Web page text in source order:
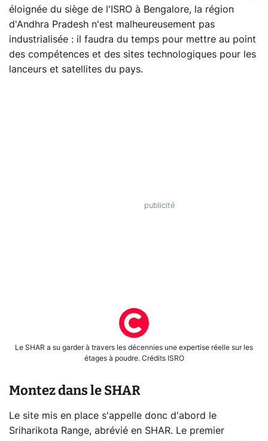
éloignée du siège de l'ISRO à Bengalore, la région
d'Andhra Pradesh n'est malheureusement pas
industrialisée : il faudra du temps pour mettre au point
des compétences et des sites technologiques pour les
lanceurs et satellites du pays.
Le SHAR a su garder à travers les décennies une expertise réelle sur les
étages à poudre. Crédits ISRO
Montez dans le SHAR
Le site mis en place s'appelle donc d'abord le
Sriharikota Range, abrévié en SHAR. Le premier